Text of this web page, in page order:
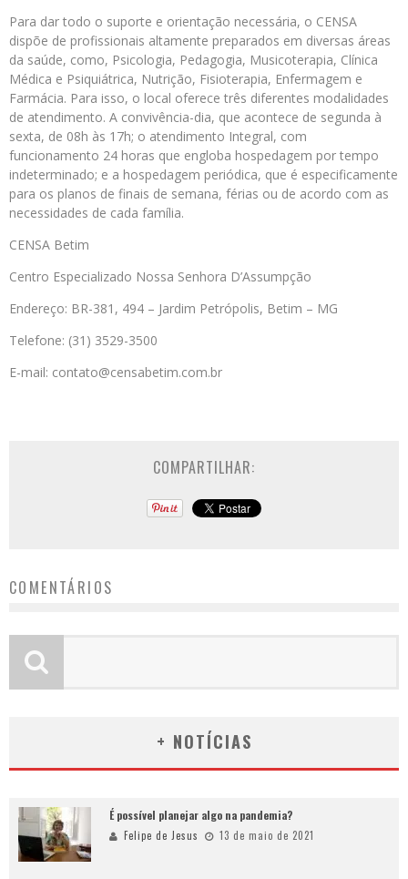
Para dar todo o suporte e orientação necessária, o CENSA
dispõe de profissionais altamente preparados em diversas áreas
da saúde, como, Psicologia, Pedagogia, Musicoterapia, Clínica
Médica e Psiquiátrica, Nutrição, Fisioterapia, Enfermagem e
Farmácia. Para isso, o local oferece três diferentes modalidades
de atendimento. A convivência-dia, que acontece de segunda à
sexta, de 08h às 17h; o atendimento Integral, com
funcionamento 24 horas que engloba hospedagem por tempo
indeterminado; e a hospedagem periódica, que é especificamente
para os planos de finais de semana, férias ou de acordo com as
necessidades de cada família.
CENSA Betim
Centro Especializado Nossa Senhora D’Assumpção
Endereço: BR-381, 494 – Jardim Petrópolis, Betim – MG
Telefone: (31) 3529-3500
E-mail: contato@censabetim.com.br
COMPARTILHAR:
COMENTÁRIOS
+ NOTÍCIAS
É possível planejar algo na pandemia?
Felipe de Jesus 13 de maio de 2021